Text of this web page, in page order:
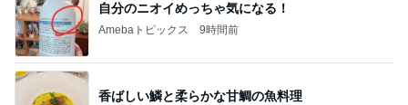
自分のニオイめっちゃ気になる！
Amebaトピックス 9時間前
香ばしい鱗と柔らかな甘鯛の魚料理